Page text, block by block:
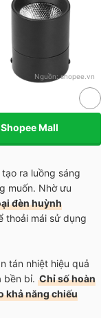
Nguồn:shopee.vn
Shopee Mall
ra luồng sáng
muốn. Nhờ ưu
đèn huỳnh
thoải mái sử dụng
tán nhiệt hiệu quả
bền bỉ. Chỉ số hoàn
khả năng chiếu